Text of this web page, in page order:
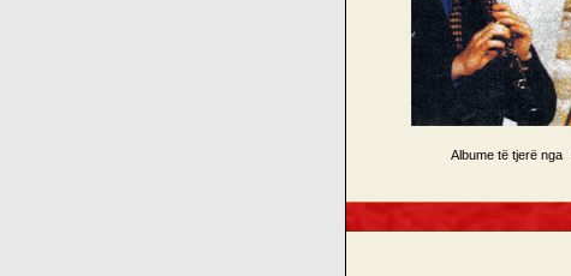
Albume të tjerë nga